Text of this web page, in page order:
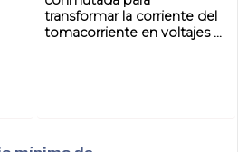
transformar la corriente del
tomacorriente en voltajes ...